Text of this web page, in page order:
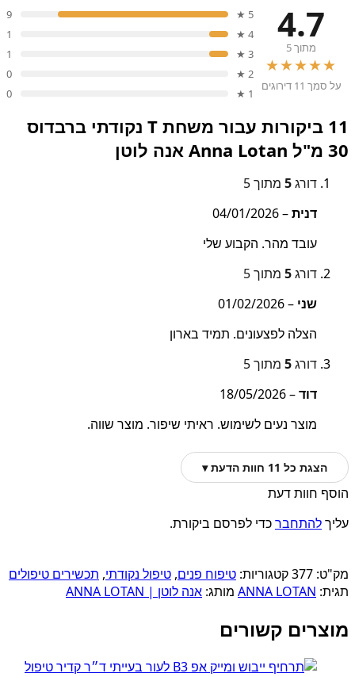
4.7
מתוך 5
★★★★★
על סמך 11 דירוגים
5 ★
9
4 ★
1
3 ★
1
2 ★
0
1 ★
0
11 ביקורות עבור
משחת T נקודתי ברבדוס
30 מ"ל Anna Lotan אנה לוטן
דורג5 מתוך 5
דנית–
04/01/2026
עובד מהר. הקבוע שלי
דורג5 מתוך 5
שני –
01/02/2026
הצלה לפצעונים. תמיד בארון
דורג5 מתוך 5
דוד–
18/05/2026
מוצר נעים לשימוש. ראיתי שיפור. מוצר שווה.
הצגת כל 11 חוות הדעת ▾
הוסף חוות דעת
עליךלהתחברכדי לפרסם ביקורת.
מק"ט: 377קטגוריות: טיפוח פנים, טיפול נקודתי, תכשירים טיפולים
תגית: ANNA LOTAN מותג: אנה לוטן | ANNA LOTAN
מוצרים קשורים